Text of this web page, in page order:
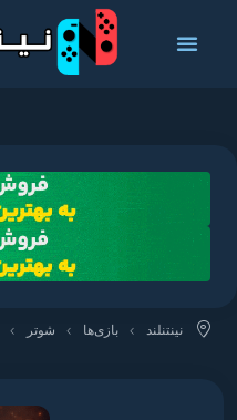
نینتنلند بازی‌ها شوتر